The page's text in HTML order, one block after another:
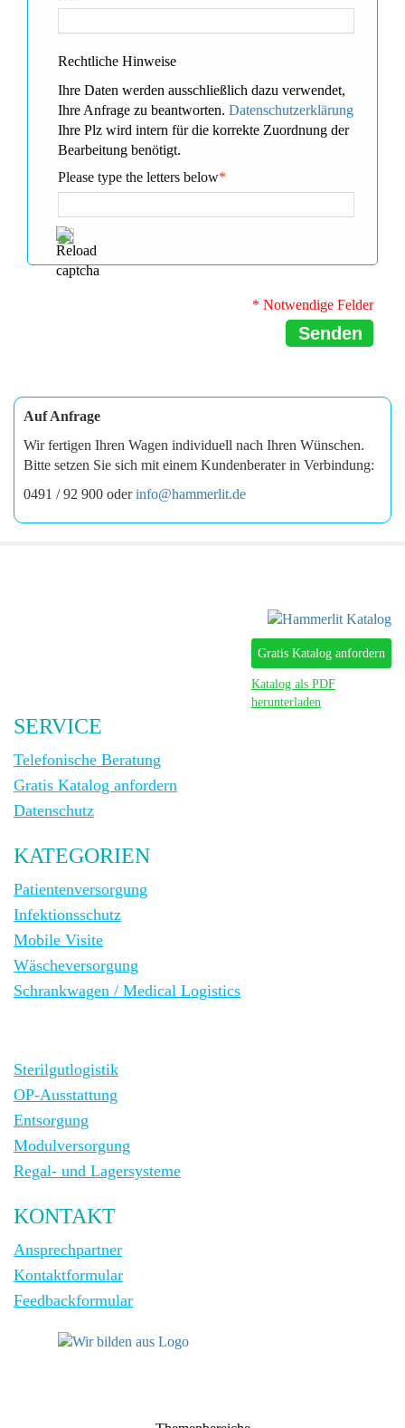
Rechtliche Hinweise
Ihre Daten werden ausschließlich dazu verwendet,
Ihre Anfrage zu beantworten. Datenschutzerklärung
Ihre Plz wird intern für die korrekte Zuordnung der
Bearbeitung benötigt.
*
Please type the letters below
* Notwendige Felder
Senden
Auf Anfrage
Wir fertigen Ihren Wagen individuell nach Ihren Wünschen.
Bitte setzen Sie sich mit einem Kundenberater in Verbindung:
0491 / 92 900 oderinfo@hammerlit.de
Gratis Katalog anfordern
Katalog als PDF
herunterladen
SERVICE
Telefonische Beratung
Gratis Katalog anfordern
Datenschutz
KATEGORIEN
Patientenversorgung
Infektionsschutz
Mobile Visite
Wäscheversorgung
Schrankwagen / Medical Logistics
Sterilgutlogistik
OP-Ausstattung
Entsorgung
Modulversorgung
Regal- und Lagersysteme
KONTAKT
Ansprechpartner
Kontaktformular
Feedbackformular